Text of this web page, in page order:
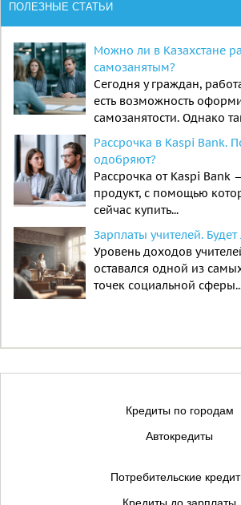
ПОЛЕЗНЫЕ СТАТЬИ
Можно ли в Казахстане
самозанятым?
Сегодня у граждан,
есть возможность
самозанятости. Однако
Рассрочка в Kaspi Bank.
одобряют?
Рассрочка от Kaspi Bank
продукт, с помощью
сейчас купить...
Зарплаты учителей.
Уровень доходов
оставался одной из
точек социальной
Кредиты по городам
Автокредиты
Потребительские